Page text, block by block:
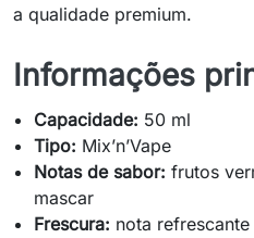
a qualidade premium.
Informações
Capacidade: 50 ml
Tipo: Mix’n’Vape
Notas de sabor: frutos
mascar
Frescura: nota